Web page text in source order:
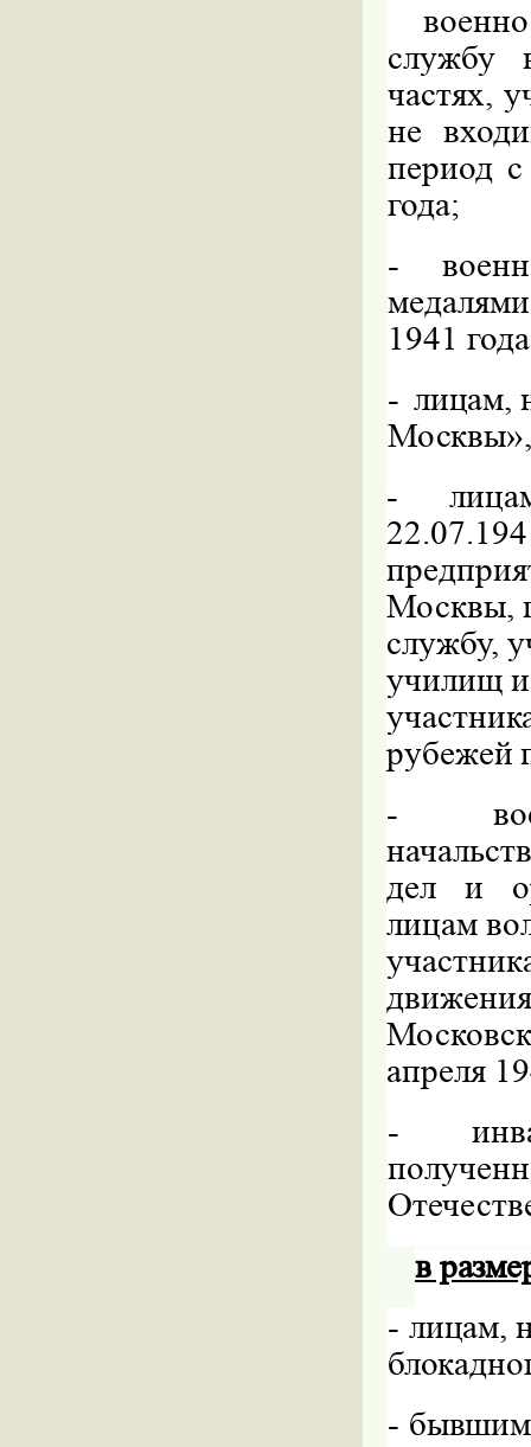
службу
частях,
не
период
года;
-
1941
- лицам,
-
Москвы,
службу,
училищ
рубежей
-
дел и
лицам
апреля
-
в
- лицам,
- бывшим